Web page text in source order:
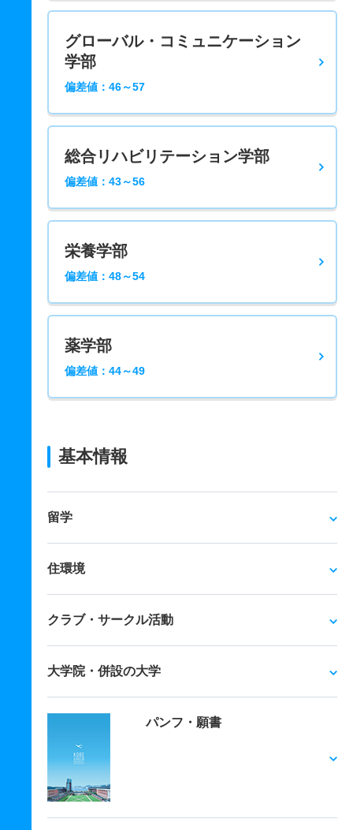
グローバル・コミュニケーション
学部
偏差値：46～57
総合リハビリテーション学部
偏差値：43～56
栄養学部
偏差値：48～54
薬学部
偏差値：44～49
基本情報
留学
住環境
クラブ・サークル活動
大学院・併設の大学
パンフ・願書